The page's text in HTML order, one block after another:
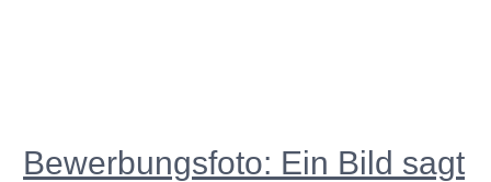
Bewerbungsfoto: Ein Bild sagt